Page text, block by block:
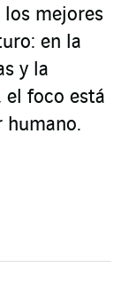
los mejores
en la
y la
el foco está
humano.